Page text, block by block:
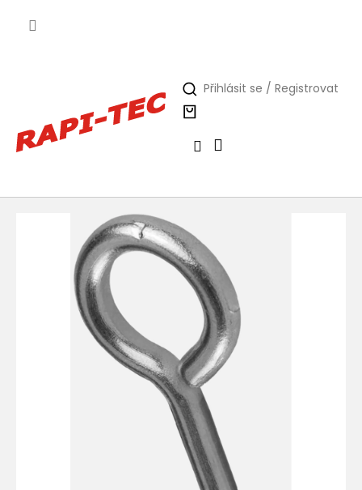
Přihlásit se / Registrovat